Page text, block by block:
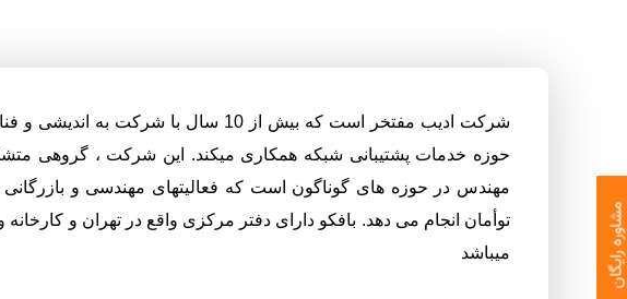
شرکت ادیب مفتخر است که بیش از 10 سال با شرکت به
حوزه خدمات پشتیبانی شبکه همکاری میکند. این شرکت ، گروهی
مهندس در حوزه های گوناگون است که فعالیتهای مهندسی و
توأمان انجام می دهد. بافکو دارای دفتر مرکزی واقع در تهران و کارخانه
میباشد